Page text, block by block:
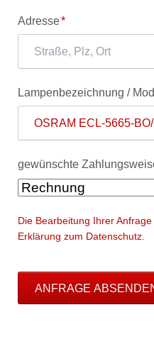
Pflichtfeld
Adresse*
Pflichtfeld
Lampenbezeichnung /
Pflichtfeld
gewünschte
Die Bearbeitung Ihrer
Erklärung zum Datenschutz.
ANFRAGE